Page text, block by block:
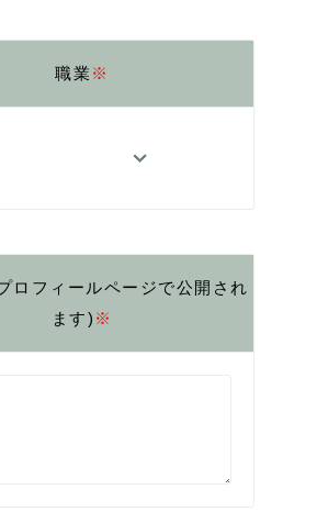
職業 ※
ロフィールページで公開され
ます) ※